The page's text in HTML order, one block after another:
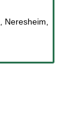
Neresheim